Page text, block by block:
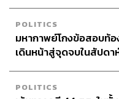
ด้วยเหตุนี้ ราคาทองคำจึ
ปัจจัยหนุนอย่างแนวโน้ม
ธนาคารกลางชั้นนำที่รว
สินทรัพย์ปลอดภัย โดยล่
POLITICS
มหากาพย์โกงข้อสอบท้
เดินหน้าสู่จุดจบในสัปดา
POLITICS